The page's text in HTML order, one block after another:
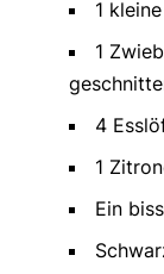
1
1
4
1
Ein